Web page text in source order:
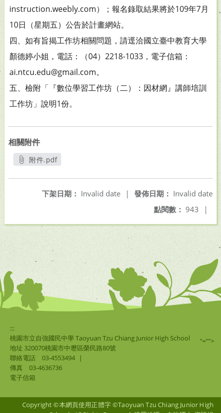
instruction.weebly.com）；報名錄取結果將於109年7月
10日（星期五）公告於計畫網站。
四、如有旨揭工作坊相關問題，請逕洽國立臺中教育大學
顏德婷小姐，電話：（04）2218-1033，電子信箱：
ai.ntcu.edu@gmail.com。
五、檢附「『數位學習工作坊（二）：因材網』講師培訓
工作坊」說明1份。
相關附件
附件.pdf
發佈日期： Invalid date
下架日期： Invalid date
|
點閱數： 943 |
:::
桃園市立自強國民中學 Taoyuan Tzu Chiang Junior High School
地址 320070桃園市中壢區榮民路80號
聯絡電話
03-4553494
|
傳真
03-4636736
電子信箱
"="">
Copyright ©本網頁使用正體字 ©Taoyuan Tzu Chiang Junior High